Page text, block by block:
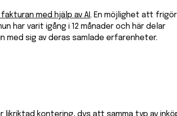
med hjälp av AI. En möjlighet att
har varit igång i 12 månader och här delar
med sig av deras samlade erfarenheter.
kontering, dvs att samma typ av